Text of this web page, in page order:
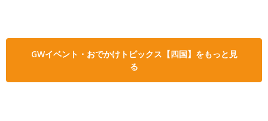
GWイベント・おでかけトピックス【四国】をもっと見
る